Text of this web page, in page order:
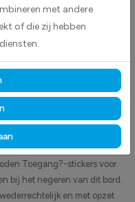
de rechthebbende is
gestraft met een
jouw toestemming. Kan
het terrein te betreden,
van de
sticker negeert?
iemand jouw priv?terrein
Toegang?-stickers voor
bij het negeren van dit bord.
en met opzet
met andere
of die zij hebben